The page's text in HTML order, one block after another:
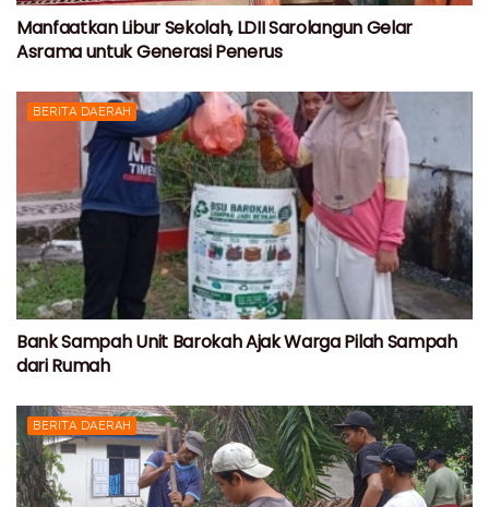
Manfaatkan Libur Sekolah, LDII Sarolangun Gelar
Asrama untuk Generasi Penerus
BERITA DAERAH
Bank Sampah Unit Barokah Ajak Warga Pilah Sampah
dari Rumah
BERITA DAERAH